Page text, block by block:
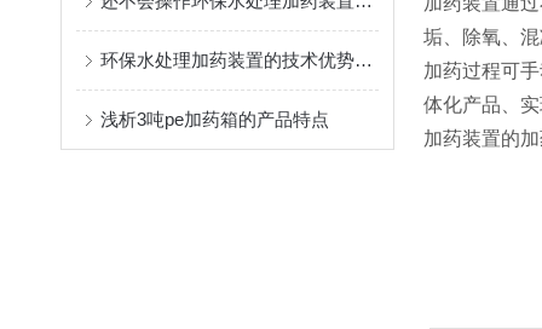
环保水处理加药装置的技术优势与创新
浅析3吨pe加药箱的产品特点
垢、除氧、
加药过程可
体化产品、
加药装置的